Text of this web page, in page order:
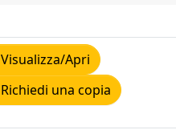
Visualizza/Apri
Richiedi una copia